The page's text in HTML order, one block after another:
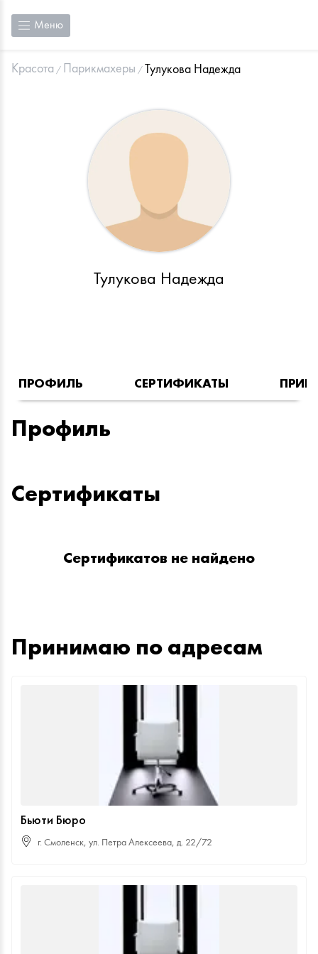
Меню
Красота Парикмахеры Тулукова Надежда
Тулукова Надежда
ПРОФИЛЬ СЕРТИФИКАТЫ
Профиль
Сертификаты
Сертификатов не найдено
Принимаю по адресам
Бьюти Бюро
г. Смоленск, ул. Петра Алексеева, д. 22/72